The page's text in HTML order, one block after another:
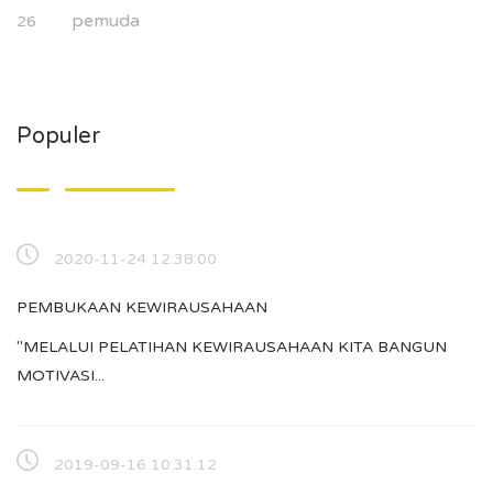
26 pemuda
Populer
2020-11-24 12:38:00
PEMBUKAAN KEWIRAUSAHAAN
"MELALUI PELATIHAN KEWIRAUSAHAAN KITA BANGUN
MOTIVASI...
2019-09-16 10:31:12